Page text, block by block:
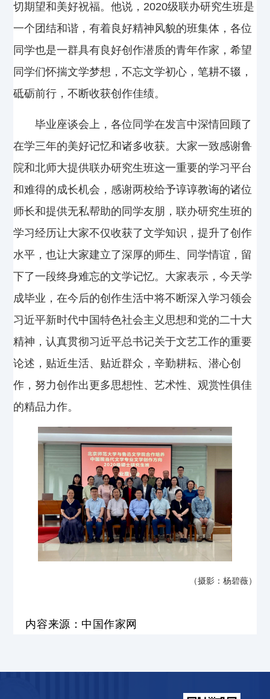
切期望和美好祝福。他说，2020级联办研究生班是
一个团结和谐，有着良好精神风貌的班集体，各位
同学也是一群具有良好创作潜质的青年作家，希望
同学们怀揣文学梦想，不忘文学初心，笔耕不辍，
砥砺前行，不断收获创作佳绩。
毕业座谈会上，各位同学在发言中深情回顾了
在学三年的美好记忆和诸多收获。大家一致感谢鲁
院和北师大提供联办研究生班这一重要的学习平台
和难得的成长机会，感谢两校给予谆谆教诲的诸位
师长和提供无私帮助的同学友朋，联办研究生班的
学习经历让大家不仅收获了文学知识，提升了创作
水平，也让大家建立了深厚的师生、同学情谊，留
下了一段终身难忘的文学记忆。大家表示，今天学
成毕业，在今后的创作生活中将不断深入学习领会
习近平新时代中国特色社会主义思想和党的二十大
精神，认真贯彻习近平总书记关于文艺工作的重要
论述，贴近生活、贴近群众，辛勤耕耘、潜心创
作，努力创作出更多思想性、艺术性、观赏性俱佳
的精品力作。
（摄影：杨碧薇）
内容来源： 中国作家网